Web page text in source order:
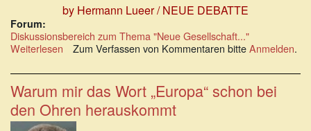
by Hermann Lueer / NEUE DEBATTE
Forum:
Diskussionsbereich zum Thema "Neue Gesellschaft..."
Weiterlesen über
Rassismus
im
Freund-
und
Feindbild
Zum Verfassen von Kommentaren bitteAnmelden.
Warum mir das Wort „Europa“ schon bei
den Ohren herauskommt